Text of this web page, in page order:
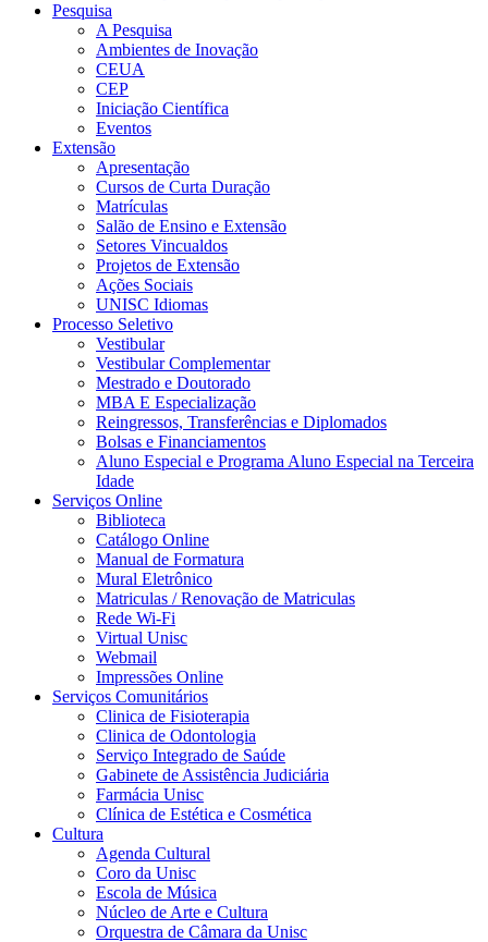
Pesquisa
A Pesquisa
Ambientes de Inovação
CEUA
CEP
Iniciação Científica
Eventos
Extensão
Apresentação
Cursos de Curta Duração
Matrículas
Salão de Ensino e Extensão
Setores Vincualdos
Projetos de Extensão
Ações Sociais
UNISC Idiomas
Processo Seletivo
Vestibular
Vestibular Complementar
Mestrado e Doutorado
MBA E Especialização
Reingressos, Transferências e Diplomados
Bolsas e Financiamentos
Aluno Especial e Programa Aluno Especial na Terceira
Idade
Serviços Online
Biblioteca
Catálogo Online
Manual de Formatura
Mural Eletrônico
Matriculas / Renovação de Matriculas
Rede Wi-Fi
Virtual Unisc
Webmail
Impressões Online
Serviços Comunitários
Clinica de Fisioterapia
Clinica de Odontologia
Serviço Integrado de Saúde
Gabinete de Assistência Judiciária
Farmácia Unisc
Clínica de Estética e Cosmética
Cultura
Agenda Cultural
Coro da Unisc
Escola de Música
Núcleo de Arte e Cultura
Orquestra de Câmara da Unisc